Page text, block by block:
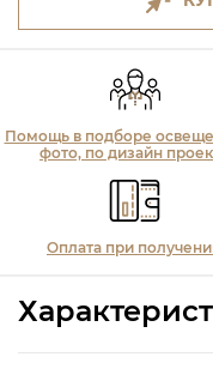
Помощь в подборе
фото, по дизайн
Оплата при